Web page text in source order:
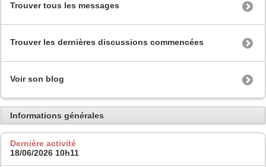
Trouver tous les messages
Trouver les dernières discussions commencées
Voir son blog
Informations générales
Dernière activité
18/06/2026 10h11